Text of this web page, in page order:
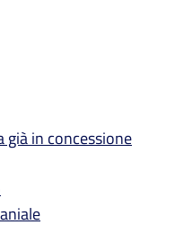
in concessione